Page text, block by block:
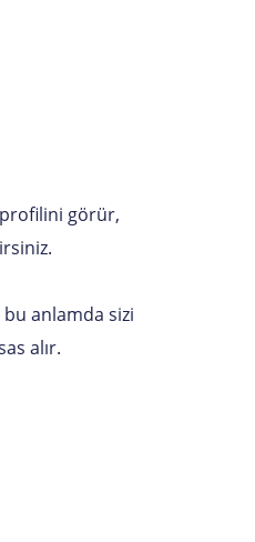
profilini görür,
anlamda sizi
alır.